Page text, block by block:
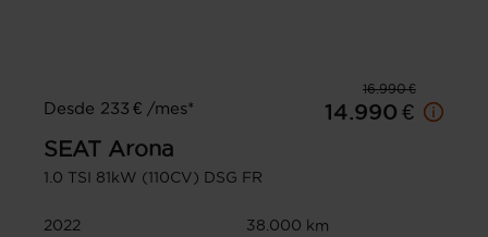
16.990 €
Desde 233 € /mes*
14.990 €
SEAT Arona
1.0 TSI 81kW (110CV) DSG FR
2022
38.000 km